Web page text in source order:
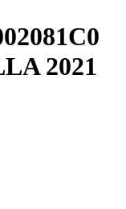
2021